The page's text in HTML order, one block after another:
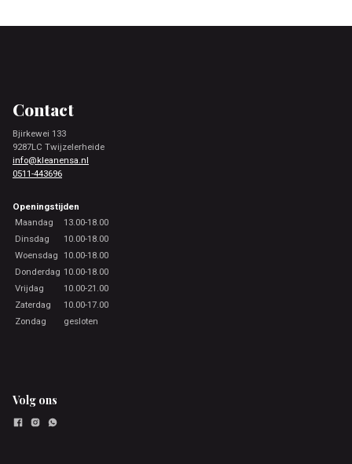
Contact
Bjirkewei 133
9287LC Twijzelerheide
info@kleanensa.nl
0511-443696
Openingstijden
Maandag
13.00-18.00
Dinsdag
10.00-18.00
Woensdag 10.00-18.00
Donderdag 10.00-18.00
Vrijdag
10.00-21.00
Zaterdag
10.00-17.00
Zondag
gesloten
Volg ons